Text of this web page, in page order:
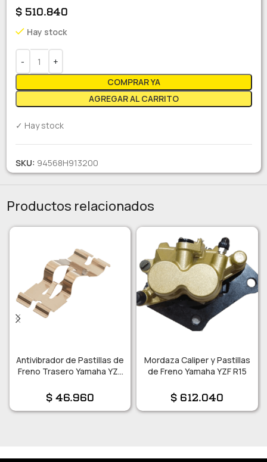
$510.840
Hay stock
AGREGAR AL CARRITO
COMPRAR YA
✓ Hay stock
SKU: 94568H913200
Productos relacionados
Antivibrador de Pastillas de
Freno Trasero Yamaha YZF
$46.960
Mordaza Caliper y Pastillas
de Freno Yamaha YZF R15
$ 612.040